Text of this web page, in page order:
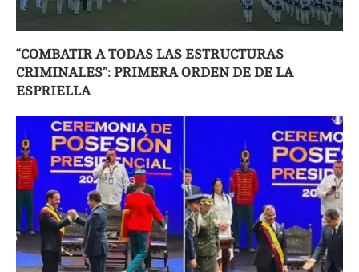
“COMBATIR A TODAS LAS ESTRUCTURAS
CRIMINALES”: PRIMERA ORDEN DE DE LA
ESPRIELLA